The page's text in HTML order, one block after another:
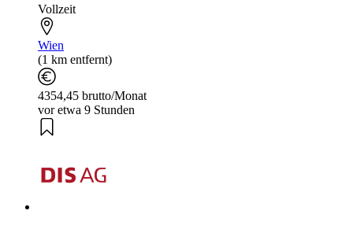
Vollzeit
Wien
(1 km entfernt)
4354,45 brutto/Monat
vor etwa 9 Stunden